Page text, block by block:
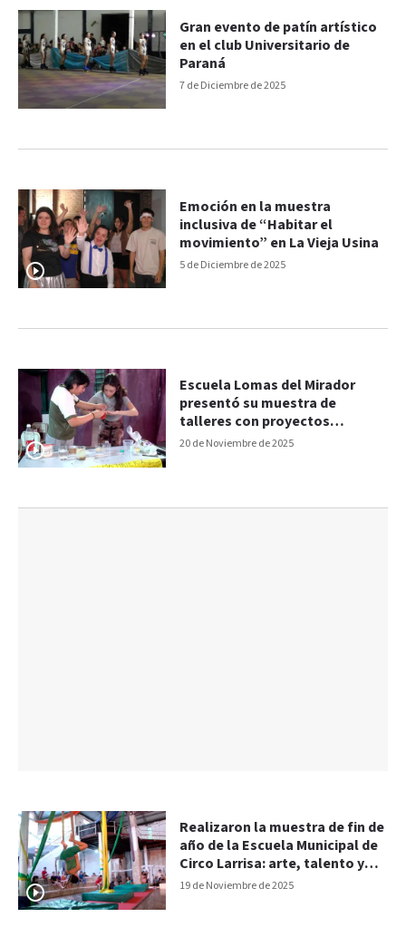
7 de Diciembre de 2025
Gran evento de patín artístico
en el club Universitario de
Paraná
5 de Diciembre de 2025
Emoción en la muestra
inclusiva de “Habitar el
movimiento” en La Vieja Usina
20 de Noviembre de 2025
Escuela Lomas del Mirador
presentó su muestra de
talleres con proyectos
innovadores
19 de Noviembre de 2025
Realizaron la muestra de fin de
año de la Escuela Municipal de
Circo Larrisa: arte, talento y
acrobacias